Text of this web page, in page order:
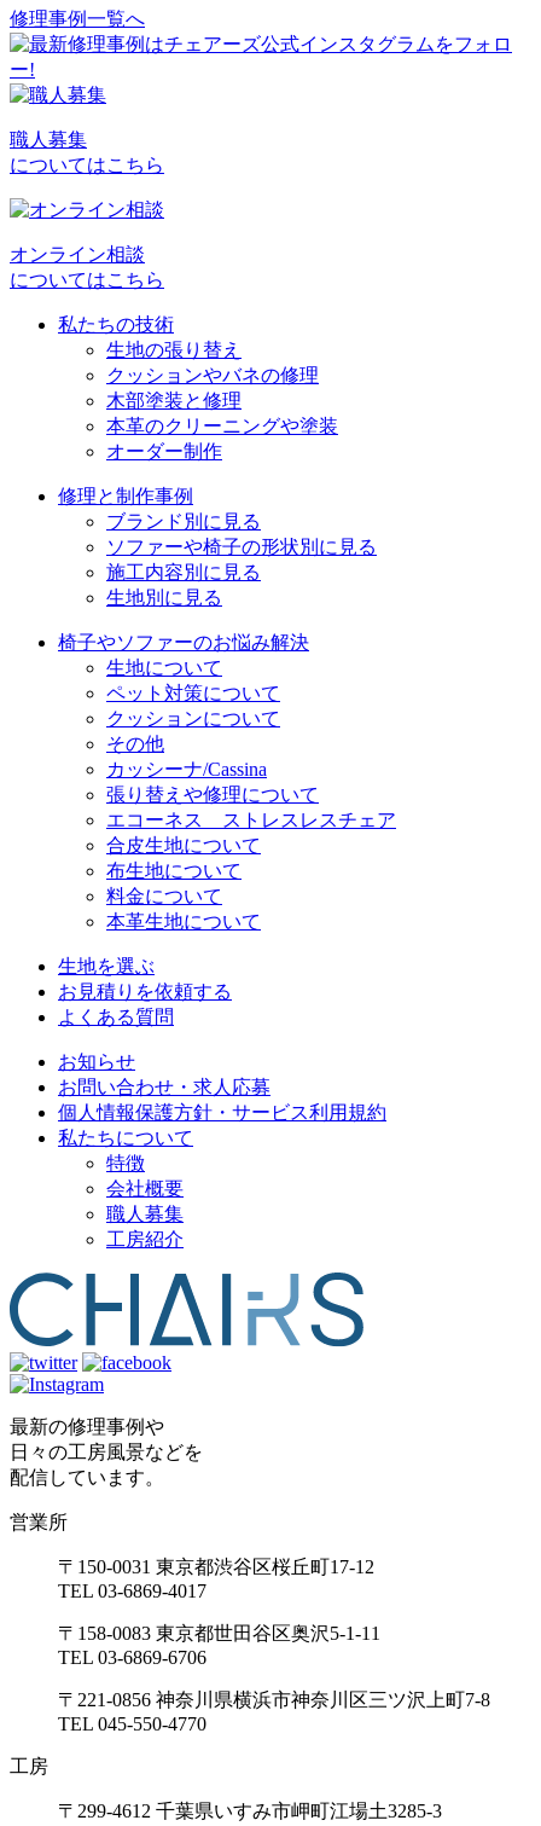
投
稿
ナ
ビ
ゲ
ー
シ
ョ
修理事例一覧へ
職人募集
についてはこちら
オンライン相談
についてはこちら
私たちの技術
生地の張り替え
クッションやバネの修理
木部塗装と修理
本革のクリーニングや塗装
オーダー制作
修理と制作事例
ブランド別に見る
ソファーや椅子の形状別に見る
施工内容別に見る
生地別に見る
椅子やソファーのお悩み解決
生地について
ペット対策について
クッションについて
その他
カッシーナ/Cassina
張り替えや修理について
エコーネス ストレスレスチェア
合皮生地について
布生地について
料金について
本革生地について
生地を選ぶ
お見積りを依頼する
よくある質問
お知らせ
お問い合わせ・求人応募
個人情報保護方針・サービス利用規約
私たちについて
特徴
会社概要
職人募集
工房紹介
最新の修理事例や
日々の工房風景などを
配信しています。
営業所
〒150-0031 東京都渋谷区桜丘町17-12
TEL 03-6869-4017
〒158-0083 東京都世田谷区奥沢5-1-11
TEL 03-6869-6706
〒221-0856 神奈川県横浜市神奈川区三ツ沢上町7-8
TEL 045-550-4770
工房
〒299-4612 千葉県いすみ市岬町江場土3285-3